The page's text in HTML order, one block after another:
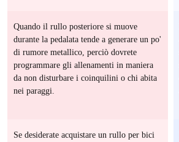
Quando il rullo posteriore si muove
durante la pedalata tende a generare un po'
di rumore metallico, perciò dovrete
programmare gli allenamenti in maniera
da non disturbare i coinquilini o chi abita
nei paraggi.
Se desiderate acquistare un rullo per bici